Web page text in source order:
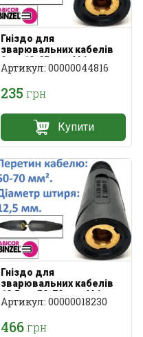
Гніздо для
зварювальних кабелів
9мм 10-25мм² Abicor
Binzel
Артикул: 00000044816
235 грн
Купити
Гніздо для
зварювальних кабелів
12,5мм 50-70мм² Abicor
Binzel
Артикул: 00000018230
466грн